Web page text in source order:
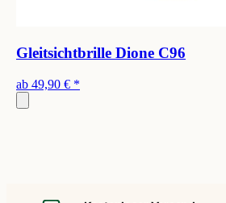
Gleitsichtbrille Dione C96
ab 49,90 € *